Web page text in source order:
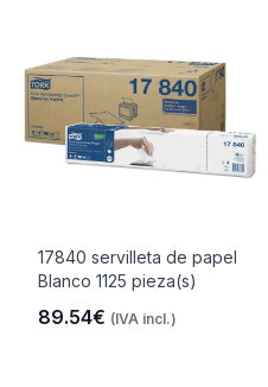
17840 servilleta de papel
Blanco 1125 pieza(s)
89.54€ (IVA incl.)